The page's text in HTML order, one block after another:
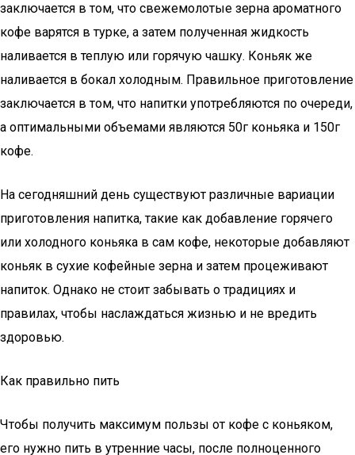
заключается в том, что свежемолотые зерна ароматного
кофе варятся в турке, а затем полученная жидкость
наливается в теплую или горячую чашку. Коньяк же
наливается в бокал холодным. Правильное приготовление
заключается в том, что напитки употребляются по очереди,
а оптимальными объемами являются 50г коньяка и 150г
кофе.
На сегодняшний день существуют различные вариации
приготовления напитка, такие как добавление горячего
или холодного коньяка в сам кофе, некоторые добавляют
коньяк в сухие кофейные зерна и затем процеживают
напиток. Однако не стоит забывать о традициях и
правилах, чтобы наслаждаться жизнью и не вредить
здоровью.
Как правильно пить
Чтобы получить максимум пользы от кофе с коньяком,
его нужно пить в утренние часы, после полноценного